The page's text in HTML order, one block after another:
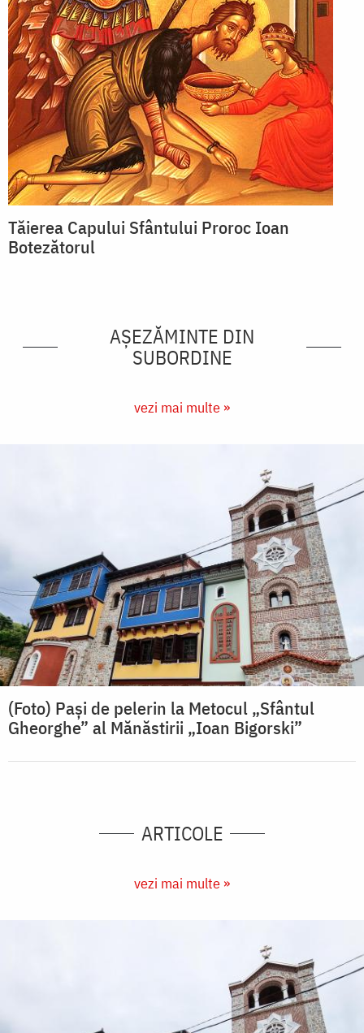
Tăierea Capului Sfântului Proroc Ioan
Botezătorul
AȘEZĂMINTE DIN
SUBORDINE
vezi mai multe »
(Foto) Pași de pelerin la Metocul „Sfântul
Gheorghe” al Mănăstirii „Ioan Bigorski”
ARTICOLE
vezi mai multe »